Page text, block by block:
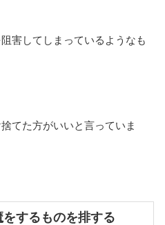
害してしまっているようなも
てた方がいいと言っていま
するものを排する